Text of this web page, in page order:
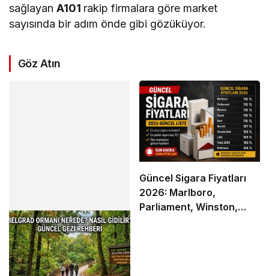
sağlayanA101 rakip firmalara göre market
sayısında bir adım önde gibi gözüküyor.
Göz Atın
Güncel Sigara Fiyatları
2026: Marlboro,
Parliament, Winston,